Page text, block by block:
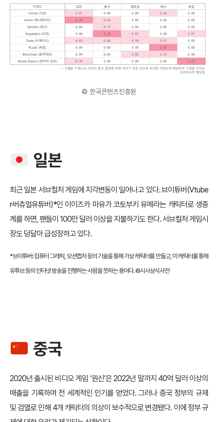
© 한국콘텐츠진흥원
일본
최근 일본 서브컬처 게임에 지각변동이 일어나고 있다. 브이튜버(Vtube
r·버츄얼유튜버)*인 이이즈카 마유가 코토부키 유메라는 캐릭터로 생중
계를 하면, 팬들이 100만 달러 이상을 지불하기도 한다. 서브컬처 게임시
장도 덩달아 급성장하고 있다.
*브이튜버: 컴퓨터 그래픽, 모션캡처 등의 기술을 통해 가상 캐릭터를 만들고, 이 캐릭터를 통해
유튜브 등의 인터넷 방송을 진행하는 사람을 뜻하는 용어다. ©시사상식사전
중국
2020년 출시된 비디오 게임 ‘원신’은 2022년 말까지 40억 달러 이상의
매출을 기록하며 전 세계적인 인기를 얻었다. 그러나 중국 정부의 규제
및 검열로 인해 4개 캐릭터의 의상이 보수적으로 변경됐다. 이에 정부 규